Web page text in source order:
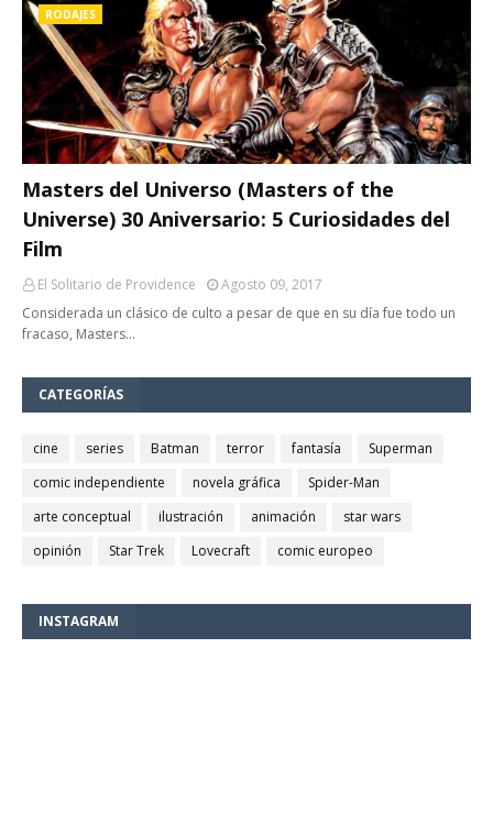
RODAJES
Masters del Universo (Masters of the
Universe) 30 Aniversario: 5 Curiosidades del
Film
El Solitario de Providence
Agosto 09, 2017
Considerada un clásico de culto a pesar de que en su día fue todo un
fracaso, Masters…
CATEGORÍAS
cine series Batman terror fantasía
Superman
comic independiente
novela gráfica
Spider-Man
arte conceptual
ilustración animación
star wars
opinión
Star Trek Lovecraft comic europeo
INSTAGRAM